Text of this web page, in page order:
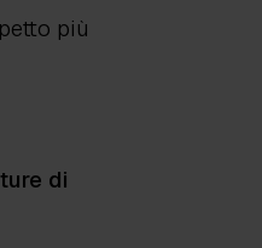
più
di